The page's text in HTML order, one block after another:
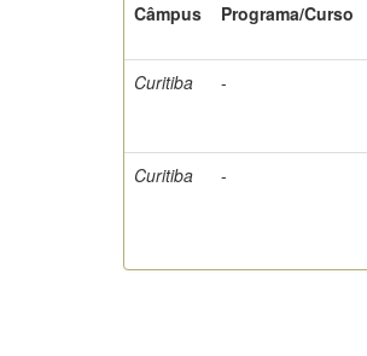
Câmpus
Programa/Curso
Curitiba -
Curitiba
-